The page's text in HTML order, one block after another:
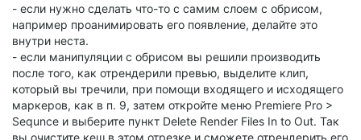
- если нужно сделать что-то с самим слоем с обрисом,
например проанимировать его появление, делайте это
внутри неста.
- если манипуляции с обрисом вы решили производить
после того, как отрендерили превью, выделите клип,
который вы тречили, при помощи входящего и исходящего
маркеров, как в п. 9, затем откройте меню Premiere Pro >
Sequnce и выберите пункт Delete Render Files In to Out. Так
вы очистите кеш в этом отрезке и сможете отрендерить его